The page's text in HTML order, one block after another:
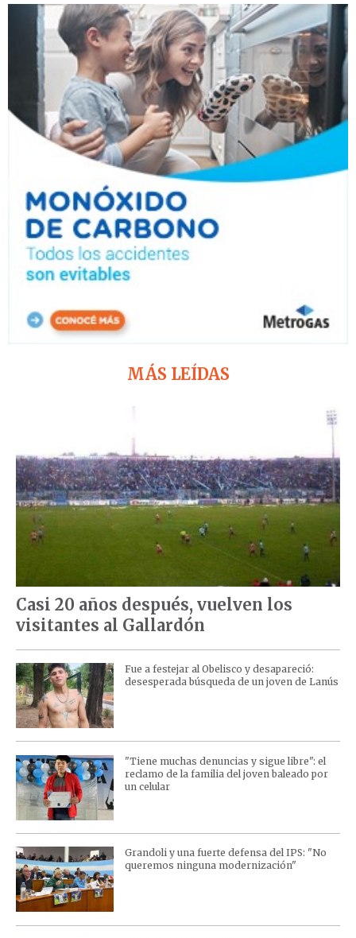
MÁS LEÍDAS
Casi 20 años después, vuelven los
visitantes al Gallardón
Fue a festejar al Obelisco y desapareció:
desesperada búsqueda de un joven de Lanús
"Tiene muchas denuncias y sigue libre": el
reclamo de la familia del joven baleado por
un celular
Grandoli y una fuerte defensa del IPS: "No
queremos ninguna modernización"